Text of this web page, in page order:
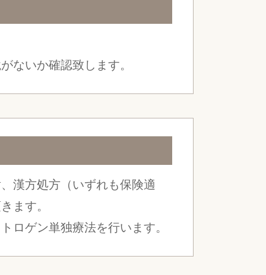
ないか確認致します。
漢方処方（いずれも保険適
ます。
ロゲン単独療法を行います。